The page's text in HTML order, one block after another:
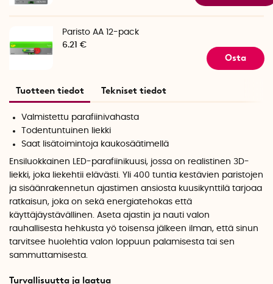
Paristo AA 12-pack
6.21 €
Osta
Tuotteen tiedot Tekniset tiedot
Valmistettu parafiinivahasta
Todentuntuinen liekki
Saat lisätoimintoja kaukosäätimellä
Ensiluokkainen LED-parafiinikuusi, jossa on realistinen 3D-
liekki, joka liekehtii elävästi. Yli 400 tuntia kestävien paristojen
ja sisäänrakennetun ajastimen ansiosta kuusikynttilä tarjoaa
ratkaisun, joka on sekä energiatehokas että
käyttäjäystävällinen. Aseta ajastin ja nauti valon
rauhallisesta hehkusta yö toisensa jälkeen ilman, että sinun
tarvitsee huolehtia valon loppuun palamisesta tai sen
sammuttamisesta.
Turvallisuutta ja laatua